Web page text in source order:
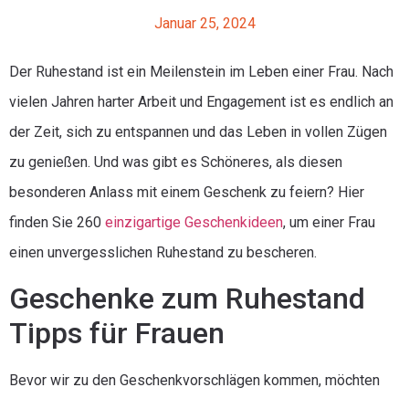
Januar 25, 2024
Der Ruhestand ist ein Meilenstein im Leben einer Frau. Nach
vielen Jahren harter Arbeit und Engagement ist es endlich an
der Zeit, sich zu entspannen und das Leben in vollen Zügen
zu genießen. Und was gibt es Schöneres, als diesen
besonderen Anlass mit einem Geschenk zu feiern? Hier
finden Sie 260 einzigartige Geschenkideen, um einer Frau
einen unvergesslichen Ruhestand zu bescheren.
Geschenke zum Ruhestand
Tipps für Frauen
Bevor wir zu den Geschenkvorschlägen kommen, möchten